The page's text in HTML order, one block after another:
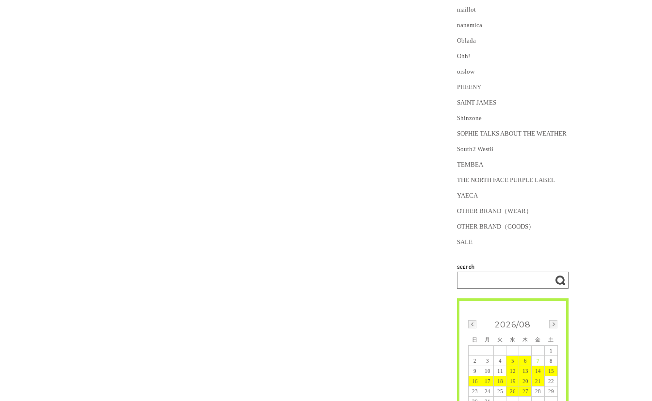
maillot
nanamica
Oblada
Ohh!
orslow
PHEENY
SAINT JAMES
Shinzone
SOPHIE TALKS ABOUT THE WEATHER
South2 West8
TEMBEA
THE NORTH FACE PURPLE LABEL
YAECA
OTHER BRAND（WEAR）
OTHER BRAND（GOODS）
SALE
2026/08
日 月 火 水 木 金
土
1
2
3 4 5 6 7
8
9
10 11 12 13 14
15
16
17 18 19 20 21
22
23
24 25 26 27 28
29